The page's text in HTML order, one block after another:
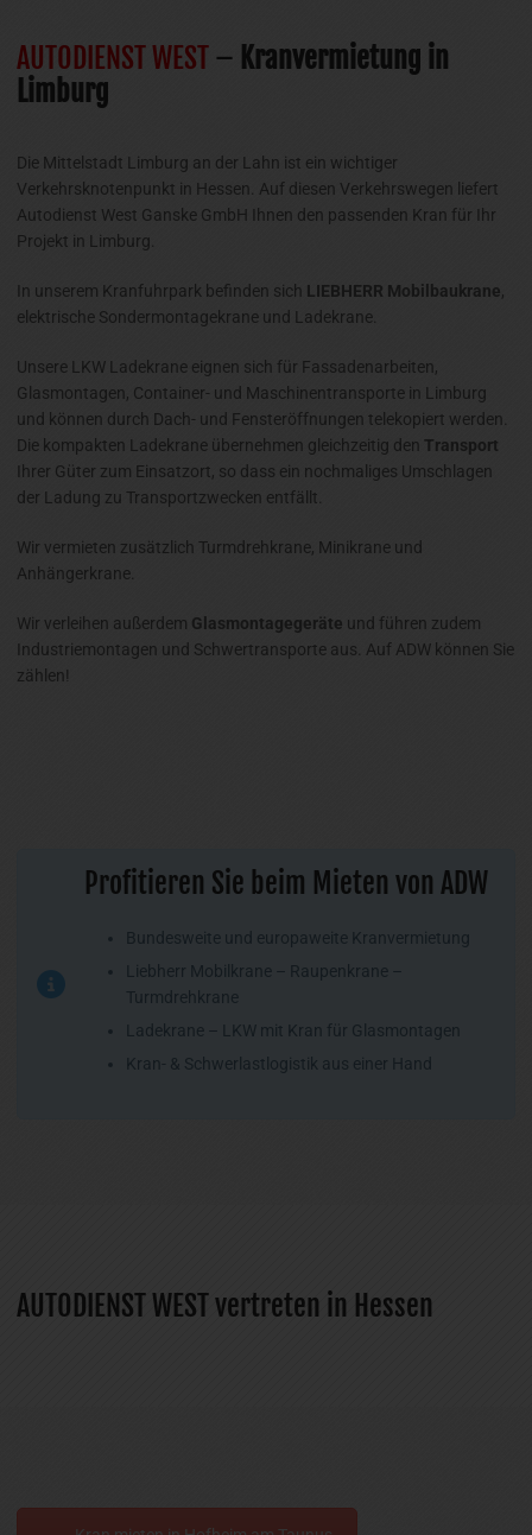
AUTODIENST WEST – Kranvermietung in
Limburg
Die Mittelstadt Limburg an der Lahn ist ein wichtiger
Verkehrsknotenpunkt in Hessen. Auf diesen Verkehrswegen liefert
Autodienst West Ganske GmbH Ihnen den passenden Kran für Ihr
Projekt in Limburg.
In unserem Kranfuhrpark befinden sich LIEBHERR Mobilbaukrane,
elektrische Sondermontagekrane und Ladekrane.
Unsere LKW Ladekrane eignen sich für Fassadenarbeiten,
Glasmontagen, Container- und Maschinentransporte in Limburg
und können durch Dach- und Fensteröffnungen telekopiert werden.
Die kompakten Ladekrane übernehmen gleichzeitig den Transport
Ihrer Güter zum Einsatzort, so dass ein nochmaliges Umschlagen
der Ladung zu Transportzwecken entfällt.
Wir vermieten zusätzlich Turmdrehkrane, Minikrane und
Anhängerkrane.
Wir verleihen außerdem Glasmontagegeräte und führen zudem
Industriemontagen und Schwertransporte aus. Auf ADW können Sie
zählen!
Profitieren Sie beim Mieten von ADW
Bundesweite und europaweite Kranvermietung
Liebherr Mobilkrane – Raupenkrane –
Turmdrehkrane
Ladekrane – LKW mit Kran für Glasmontagen
Kran- & Schwerlastlogistik aus einer Hand
AUTODIENST WEST vertreten in Hessen